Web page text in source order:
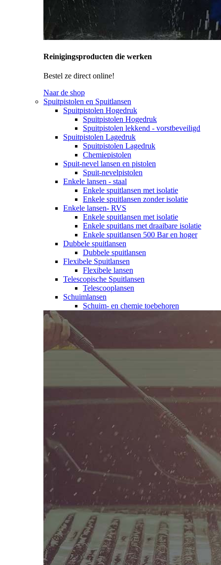
Reinigingsproducten die werken
Bestel ze direct online!
Naar de shop
Spuitpistolen en Spuitlansen
Spuitpistolen Hogedruk
Spuitpistolen Hogedruk
Spuitpistolen lekkend - vorstbeveiligd
Spuitpistolen Lagedruk
Spuitpistolen Lagedruk
Chemiepistolen
Spuit-nevel lansen en pistolen
Spuit-nevelpistolen
Enkele lansen - staal
Enkele spuitlansen met isolatie
Enkele spuitlansen zonder isolatie
Enkele lansen- RVS
Enkele spuitlansen met isolatie
Enkele spuitlans met draaibare isolatie
Enkele spuitlansen 500 Bar en hoger
Dubbele spuitlansen
Dubbele spuitlansen
Flexibele Spuitlansen
Flexibele lansen
Telescopische Spuitlansen
Telescooplansen
Schuimlansen
Schuim- en chemie toebehoren